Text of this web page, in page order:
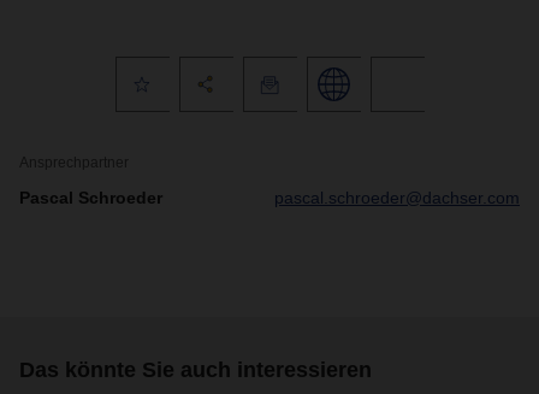
Ansprechpartner
Pascal Schroeder pascal.schroeder@dachser.com
Das könnte Sie auch interessieren